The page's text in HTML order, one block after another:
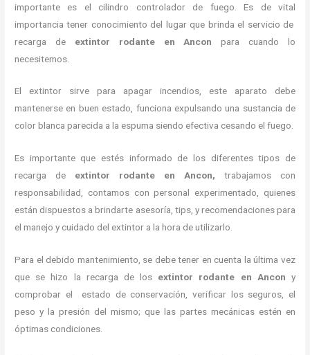
importante es el cilindro controlador de fuego. Es de vital
importancia tener conocimiento del lugar que brinda el servicio de
recarga de extintor rodante en Anconpara cuando lo
necesitemos.
El extintor sirve para apagar incendios, este aparato debe
mantenerse en buen estado, funciona expulsando una sustancia de
color blanca parecida a la espuma siendo efectiva cesando el fuego.
Es importante que estés informado de los diferentes tipos de
recarga de extintor rodante en Ancon, trabajamos con
responsabilidad, contamos con personal experimentado, quienes
están dispuestos a brindarte asesoría, tips, y recomendaciones para
el manejo y cuidado del extintor a la hora de utilizarlo.
Para el debido mantenimiento, se debe tener en cuenta la última vez
que se hizo la recarga de los extintor rodante en Ancon y
comprobar el estado de conservación, verificar los seguros, el
peso y la presión del mismo; que las partes mecánicas estén en
óptimas condiciones.